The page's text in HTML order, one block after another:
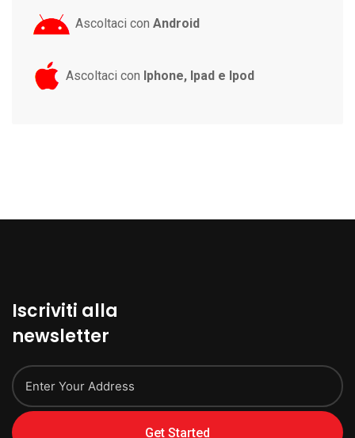
Ascoltaci con Android
Ascoltaci con Iphone, Ipad e Ipod
Iscriviti alla
newsletter
Get Started